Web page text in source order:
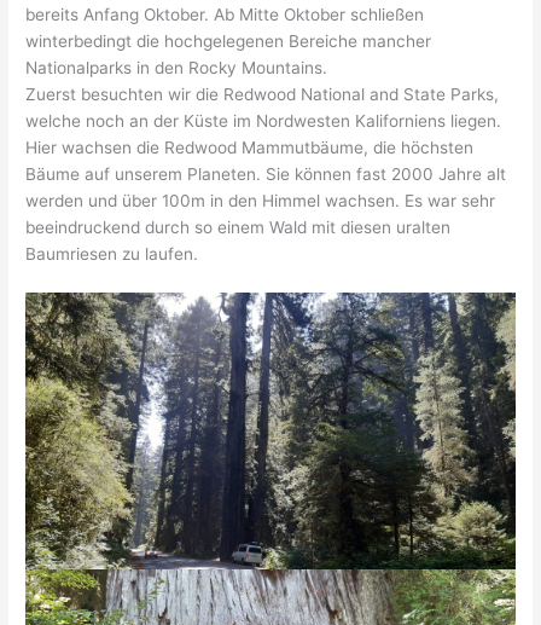
bereits Anfang Oktober. Ab Mitte Oktober schließen
winterbedingt die hochgelegenen Bereiche mancher
Nationalparks in den Rocky Mountains.
Zuerst besuchten wir die Redwood National and State Parks,
welche noch an der Küste im Nordwesten Kaliforniens liegen.
Hier wachsen die Redwood Mammutbäume, die höchsten
Bäume auf unserem Planeten. Sie können fast 2000 Jahre alt
werden und über 100m in den Himmel wachsen. Es war sehr
beeindruckend durch so einem Wald mit diesen uralten
Baumriesen zu laufen.